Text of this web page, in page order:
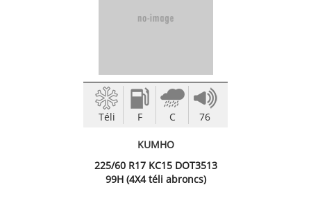
Téli F C 76
KUMHO
225/60 R17 KC15 DOT3513
99H (4X4 téli abroncs)